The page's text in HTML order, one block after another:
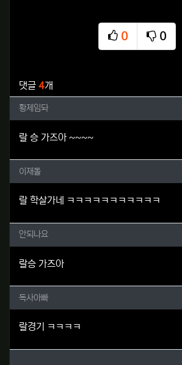
0
추천
0
비추천
댓글 4개
황제임돠님의 댓글
황제임돠
랄 승 가즈아 ~~~~
이재돌님의 댓글
이재돌
랄 학살가네 ㅋㅋㅋㅋㅋㅋㅋㅋㅋㅋㅋ
안되나요님의 댓글
안되나요
랄승 가즈아
독사아빠님의 댓글
독사아빠
랄경기 ㅋㅋㅋㅋ